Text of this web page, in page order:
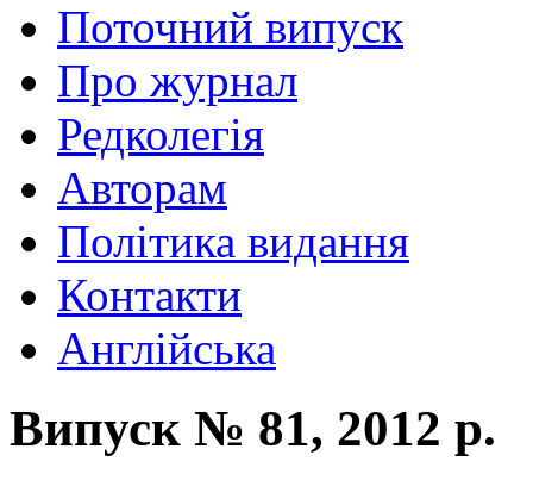
Поточний випуск
Про журнал
Редколегія
Авторам
Політика видання
Контакти
Англійська
Випуск № 81, 2012 р.